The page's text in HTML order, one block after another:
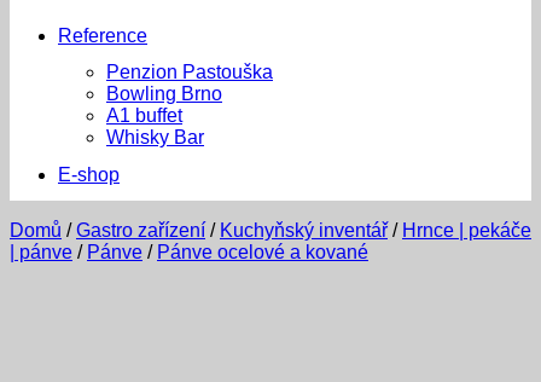
Reference
Penzion Pastouška
Bowling Brno
A1 buffet
Whisky Bar
E-shop
Domů / Gastro zařízení / Kuchyňský inventář / Hrnce | pekáče
| pánve / Pánve / Pánve ocelové a kované